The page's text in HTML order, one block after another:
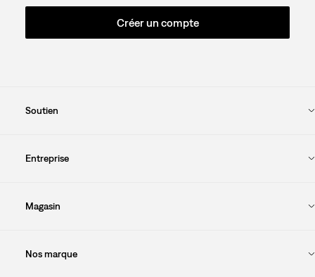
Créer un compte
Soutien
Entreprise
Magasin
Nos marque